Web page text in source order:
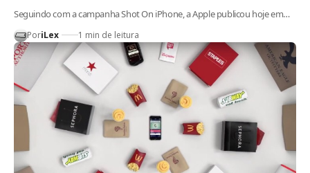
Seguindo com a campanha Shot On iPhone, a Apple publicou hoje em…
PoriLex 1 min de leitura